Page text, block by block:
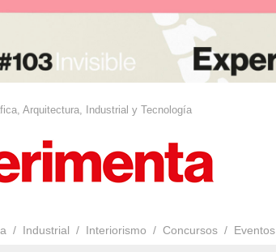
Arquitectura, Industrial y Tecnología
Industrial Interiorismo Concursos Eventos